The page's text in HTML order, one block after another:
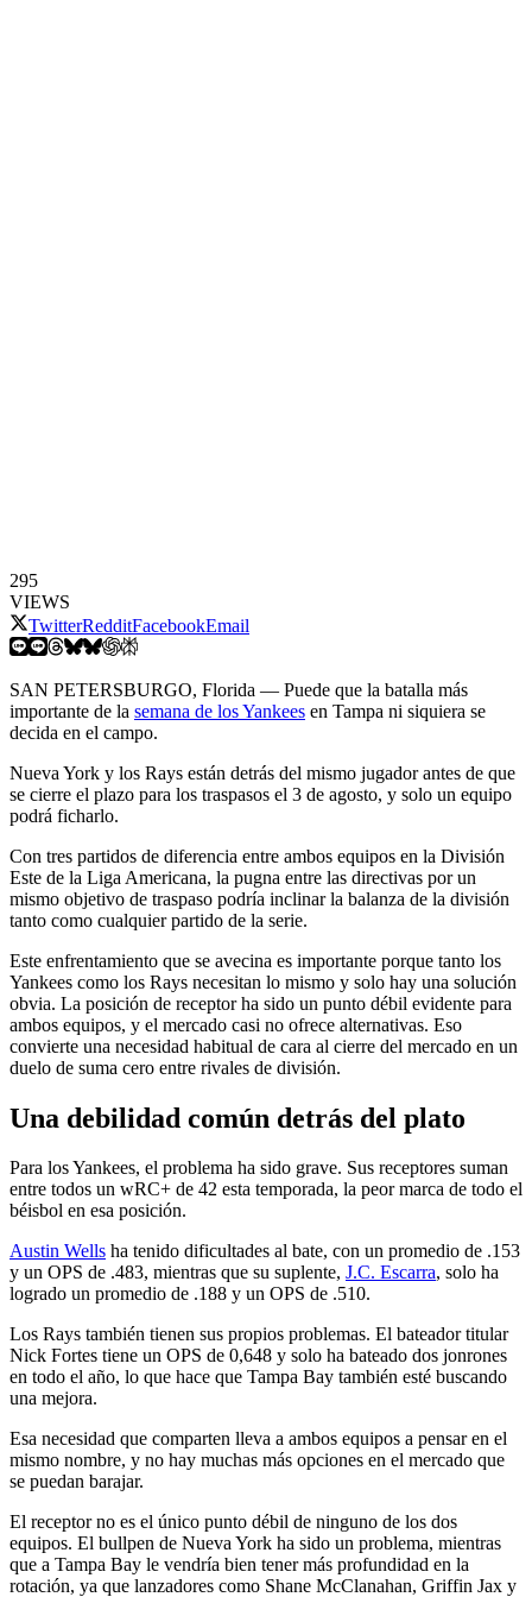
295
VIEWS
TwitterRedditFacebookEmail
SAN PETERSBURGO, Florida — Puede que la batalla más
importante de la semana de los Yankees en Tampa ni siquiera se
decida en el campo.
Nueva York y los Rays están detrás del mismo jugador antes de que
se cierre el plazo para los traspasos el 3 de agosto, y solo un equipo
podrá ficharlo.
Con tres partidos de diferencia entre ambos equipos en la División
Este de la Liga Americana, la pugna entre las directivas por un
mismo objetivo de traspaso podría inclinar la balanza de la división
tanto como cualquier partido de la serie.
Este enfrentamiento que se avecina es importante porque tanto los
Yankees como los Rays necesitan lo mismo y solo hay una solución
obvia. La posición de receptor ha sido un punto débil evidente para
ambos equipos, y el mercado casi no ofrece alternativas. Eso
convierte una necesidad habitual de cara al cierre del mercado en un
duelo de suma cero entre rivales de división.
Una debilidad común detrás del plato
Para los Yankees, el problema ha sido grave. Sus receptores suman
entre todos un wRC+ de 42 esta temporada, la peor marca de todo el
béisbol en esa posición.
Austin Wells ha tenido dificultades al bate, con un promedio de .153
y un OPS de .483, mientras que su suplente, J.C. Escarra, solo ha
logrado un promedio de .188 y un OPS de .510.
Los Rays también tienen sus propios problemas. El bateador titular
Nick Fortes tiene un OPS de 0,648 y solo ha bateado dos jonrones
en todo el año, lo que hace que Tampa Bay también esté buscando
una mejora.
Esa necesidad que comparten lleva a ambos equipos a pensar en el
mismo nombre, y no hay muchas más opciones en el mercado que
se puedan barajar.
El receptor no es el único punto débil de ninguno de los dos
equipos. El bullpen de Nueva York ha sido un problema, mientras
que a Tampa Bay le vendría bien tener más profundidad en la
rotación, ya que lanzadores como Shane McClanahan, Griffin Jax y